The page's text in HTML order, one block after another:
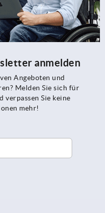
anmelden
Angeboten und
Melden Sie sich für
verpassen Sie keine
mehr!